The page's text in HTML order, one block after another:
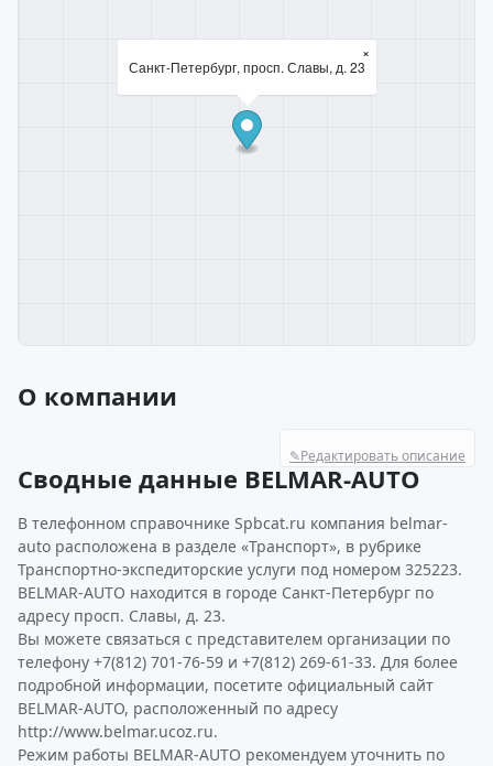
Санкт-Петербург, просп. Славы, д. 23
×
О компании
✎Редактировать описание
Сводные данные BELMAR-AUTO
В телефонном справочнике Spbcat.ru компания belmar-
auto расположена в разделе «Транспорт», в рубрике
Транспортно-экспедиторские услуги под номером 325223.
BELMAR-AUTO находится в городе Санкт-Петербург по
адресу просп. Славы, д. 23.
Вы можете связаться с представителем организации по
телефону +7(812) 701-76-59 и +7(812) 269-61-33. Для более
подробной информации, посетите официальный сайт
BELMAR-AUTO, расположенный по адресу
http://www.belmar.ucoz.ru.
Режим работы BELMAR-AUTO рекомендуем уточнить по